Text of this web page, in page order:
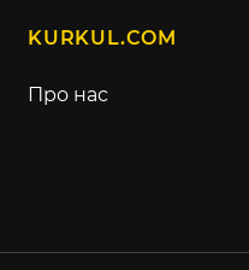
KURKUL.COM
Про нас